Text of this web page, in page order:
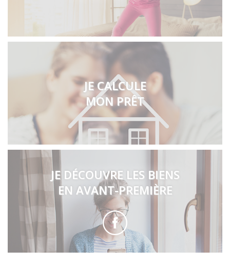
JE CALCULE
MON PRÊT
JE DÉCOUVRE LES BIENS
EN AVANT-PREMIÈRE